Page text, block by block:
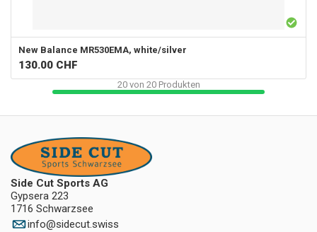
New Balance MR530EMA, white/silver
130.00 CHF
20von 20Produkten
Side Cut Sports AG
Gypsera 223
1716 Schwarzsee
info@sidecut.swiss